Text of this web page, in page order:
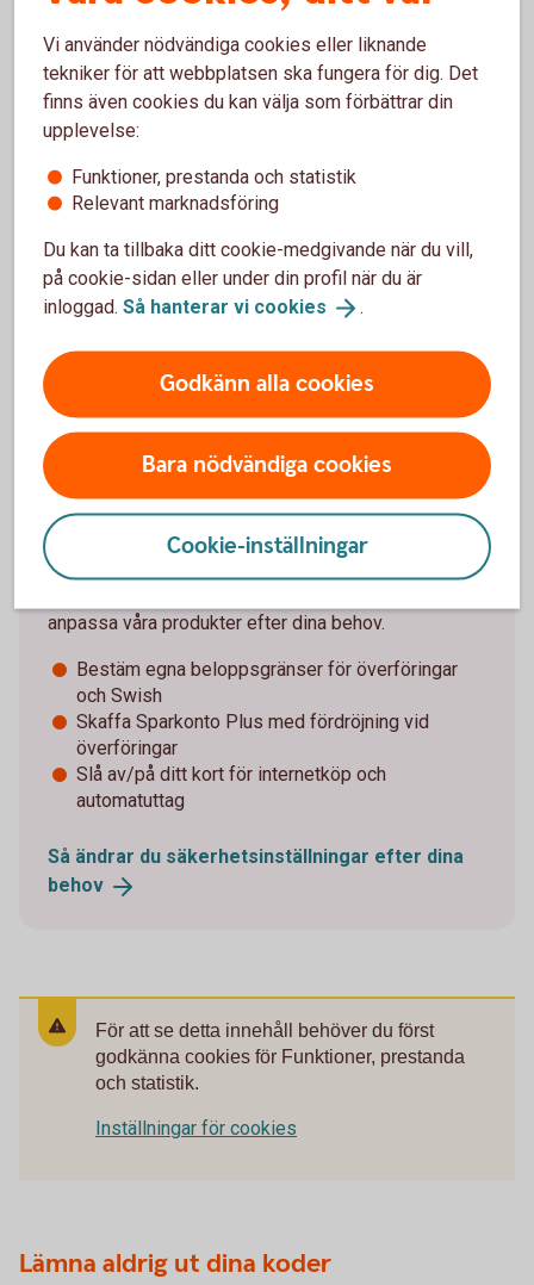
Bedragarna bryr sig inte om dig. Eller din ålder. De
bryr sig om dina pengar och använder olika sätt att
lura dig beroende på hur gammal du är.
Bli intelurad!
452802341
Påverka din digitala säkerhet
Vårt fokus är att skapa trygghet för dig som kund. Du
anpassa våra produkter efter dina behov.
Bestäm egna beloppsgränser för överföringar
och Swish
Skaffa Sparkonto Plus med fördröjning vid
överföringar
Slå av/på ditt kort för internetköp och
automatuttag
Så ändrar du säkerhetsinställningar efter dina
behov
För att se detta innehåll behöver du först
godkänna cookies för Funktioner, prestanda
och statistik.
Inställningar för cookies
Lämna aldrig ut dina koder
Vi använder nödvändiga cookies eller liknande
tekniker för att webbplatsen ska fungera för dig. Det
finns även cookies du kan välja som förbättrar din
upplevelse:
Funktioner, prestanda och statistik
Relevant marknadsföring
Du kan ta tillbaka ditt cookie-medgivande när du vill,
på cookie-sidan eller under din profil när du är
inloggad. Så hanterar vi cookies .
Godkänn alla cookies
Bara nödvändiga cookies
Cookie-inställningar